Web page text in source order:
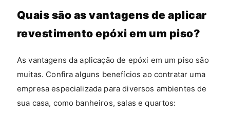
Quais são as vantagens de aplicar
revestimento epóxi em um piso?
As vantagens da aplicação de epóxi em um piso são
muitas. Confira alguns benefícios ao contratar uma
empresa especializada para diversos ambientes de
sua casa, como banheiros, salas e quartos: